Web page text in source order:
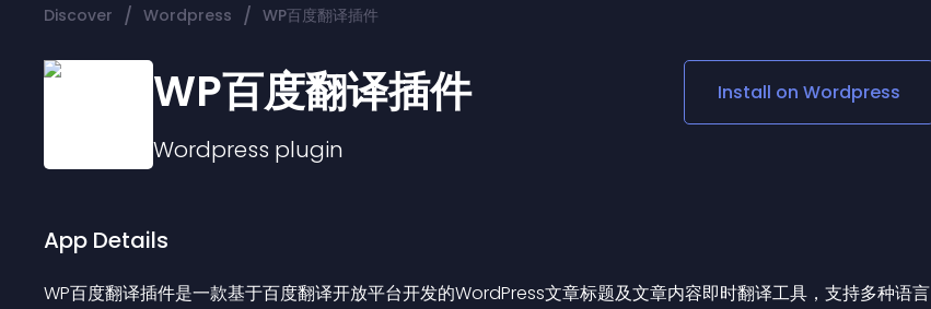
Audio Player
Social Media Links
Lottie Player
Discover / Wordpress / WP百度翻译插件
WP百度翻译插件
Wordpress plugin
Install on Wordpress
App Details
WP百度翻译插件是一款基于百度翻译开放平台开发的WordPress文章标题及文章内容即时翻译工具，支持多种语言